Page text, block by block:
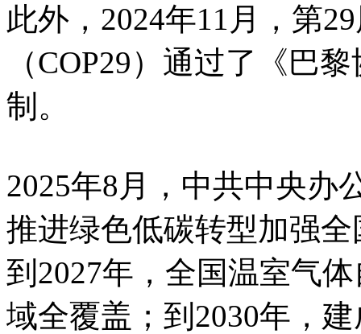
此外，2024年11月，第
（COP29）通过了《巴
制。
2025年8月，中共中央办
推进绿色低碳转型加强
到2027年，全国温室气
域全覆盖；到2030年，